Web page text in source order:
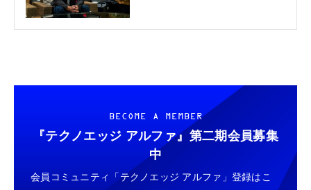
BECOME A MEMBER
『テクノエッジ アルファ』 第二期会員募集
中
会員コミュニティ「テクノエッジ アルファ」登録はこ